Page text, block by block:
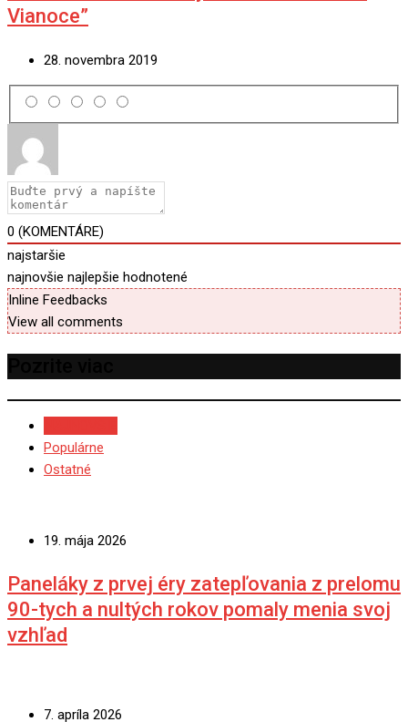
Vianoce”
28. novembra 2019
0 (KOMENTÁRE)
najstaršie
najnovšie najlepšie hodnotené
Inline Feedbacks
View all comments
Populárne
Ostatné
19. mája 2026
Paneláky z prvej éry zatepľovania z prelomu
90-tych a nultých rokov pomaly menia svoj
vzhľad
7. apríla 2026